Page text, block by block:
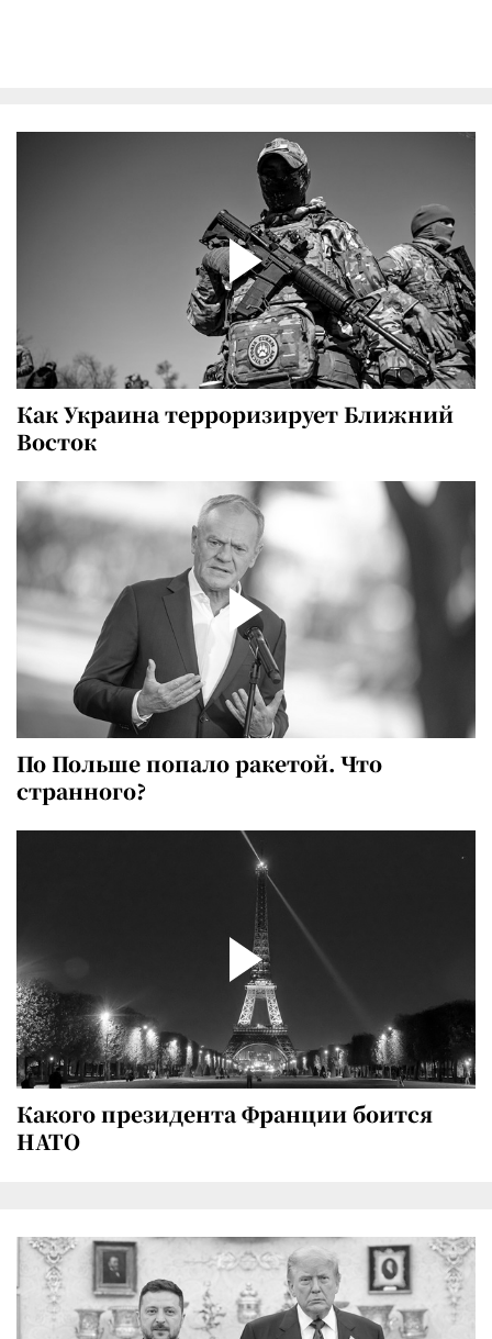
Как Украина терроризирует Ближний
Восток
По Польше попало ракетой. Что
странного?
Какого президента Франции боится
НАТО